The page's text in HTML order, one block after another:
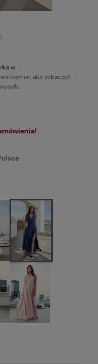
w:
rozmiar, aby zobaczyć
płatności